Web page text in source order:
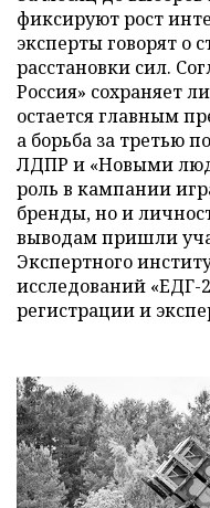
фиксируют рост
эксперты говорят о
расстановки сил.
Россия» сохраняет
остается главным
а борьба за третью
ЛДПР и «Новыми
роль в кампании
бренды, но и
выводам пришли
Экспертного
исследований «ЕДГ-
регистрации и